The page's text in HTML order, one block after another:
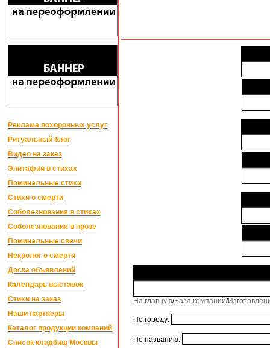
Реклама похоронных услуг
Ритуальный блог
Видео на заказ
Эпитафии в стихах
Поминальные стихи
Стихи о смерти
Соболезнования в стихах
Соболезнования в прозе
Поминальные свечи
Некролог о смерти
Доска объявлений
Календарь выставок
Стихи на заказ
Наши партнеры
Каталог продукции компаний
Список кладбищ Москвы
На главную/База компаний/
По городу:
По названию: